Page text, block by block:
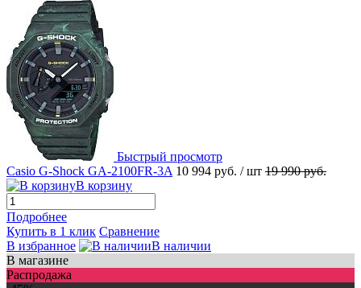
Быстрый просмотр
Casio G-Shock GA-2100FR-3A 10 994 руб. / шт 19 990 руб.
В корзину
Подробнее
Купить в 1 клик Сравнение
В избранное
В наличии
В магазине
Распродажа